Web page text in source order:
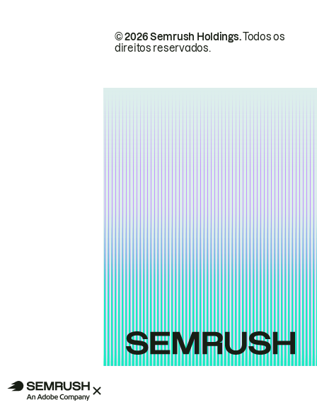
© 2026 Semrush Holdings.Todos os
direitos reservados.